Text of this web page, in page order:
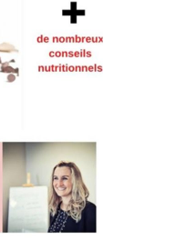
TEA TIME !→